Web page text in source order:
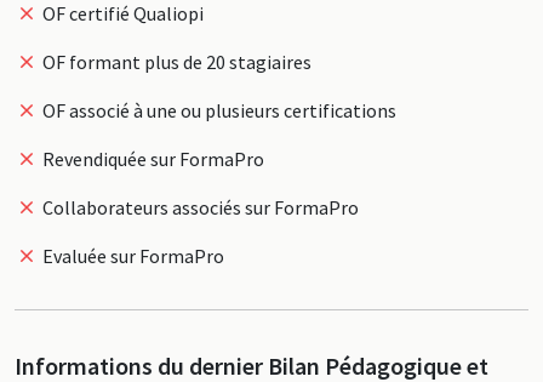
OF certifié Qualiopi
OF formant plus de 20 stagiaires
OF associé à une ou plusieurs certifications
Revendiquée sur FormaPro
Collaborateurs associés sur FormaPro
Evaluée sur FormaPro
Informations du dernier Bilan Pédagogique et